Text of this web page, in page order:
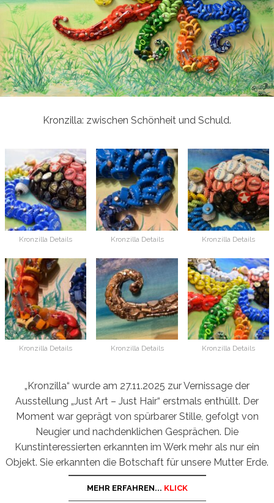
Kronzilla: zwischen Schönheit und Schuld.
Kronzilla Details Kronzilla Details Kronzilla Details
Kronzilla Details Kronzilla Details Kronzilla Details
„Kronzilla“ wurde am 27.11.2025 zur Vernissage der
Ausstellung „Just Art – Just Hair“ erstmals enthüllt. Der
Moment war geprägt von spürbarer Stille, gefolgt von
Neugier und nachdenklichen Gesprächen. Die
Kunstinteressierten erkannten im Werk mehr als nur ein
Objekt. Sie erkannten die Botschaft für unsere Mutter Erde.
MEHR ERFAHREN... KLICK